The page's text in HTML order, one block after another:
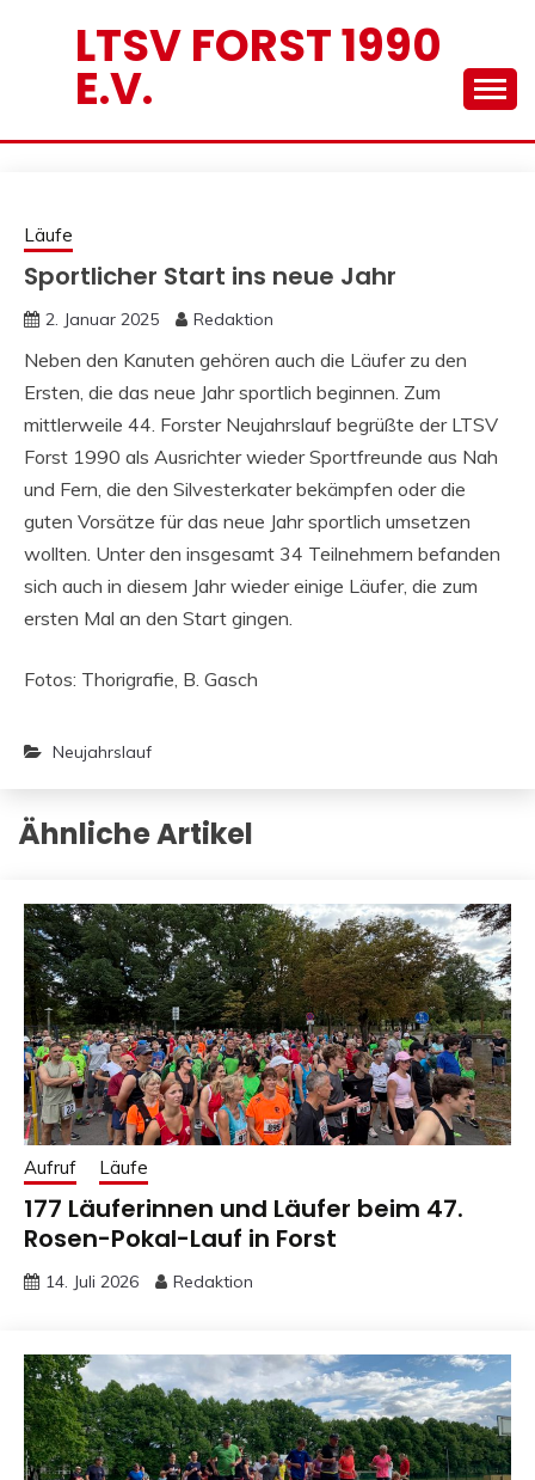
LTSV FORST 1990
E.V.
Läufe
Sportlicher Start ins neue Jahr
2. Januar 2025 Redaktion
Neben den Kanuten gehören auch die Läufer zu den
Ersten, die das neue Jahr sportlich beginnen. Zum
mittlerweile 44. Forster Neujahrslauf begrüßte der LTSV
Forst 1990 als Ausrichter wieder Sportfreunde aus Nah
und Fern, die den Silvesterkater bekämpfen oder die
guten Vorsätze für das neue Jahr sportlich umsetzen
wollten. Unter den insgesamt 34 Teilnehmern befanden
sich auch in diesem Jahr wieder einige Läufer, die zum
ersten Mal an den Start gingen.
Fotos: Thorigrafie, B. Gasch
Neujahrslauf
Ähnliche Artikel
Aufruf Läufe
177 Läuferinnen und Läufer beim 47.
Rosen-Pokal-Lauf in Forst
14. Juli 2026 Redaktion